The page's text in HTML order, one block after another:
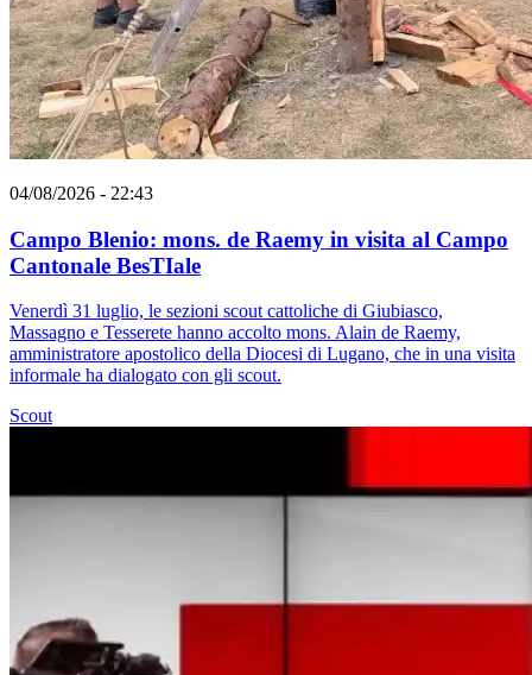
04/08/2026 - 22:43
Campo Blenio: mons. de Raemy in visita al Campo
Cantonale BesTIale
Venerdì 31 luglio, le sezioni scout cattoliche di Giubiasco,
Massagno e Tesserete hanno accolto mons. Alain de Raemy,
amministratore apostolico della Diocesi di Lugano, che in una visita
informale ha dialogato con gli scout.
Scout